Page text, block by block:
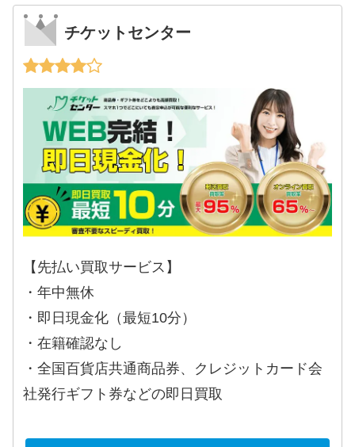
チケットセンター
【先払い買取サービス】
・年中無休
・即日現金化（最短10分）
・在籍確認なし
・全国百貨店共通商品券、クレジットカード会
社発行ギフト券などの即日買取